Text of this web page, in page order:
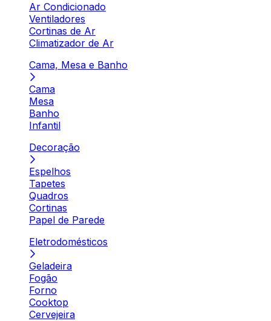
Ar Condicionado
Ventiladores
Cortinas de Ar
Climatizador de Ar
Cama, Mesa e Banho
Cama
Mesa
Banho
Infantil
Decoração
Espelhos
Tapetes
Quadros
Cortinas
Papel de Parede
Eletrodomésticos
Geladeira
Fogão
Forno
Cooktop
Cervejeira